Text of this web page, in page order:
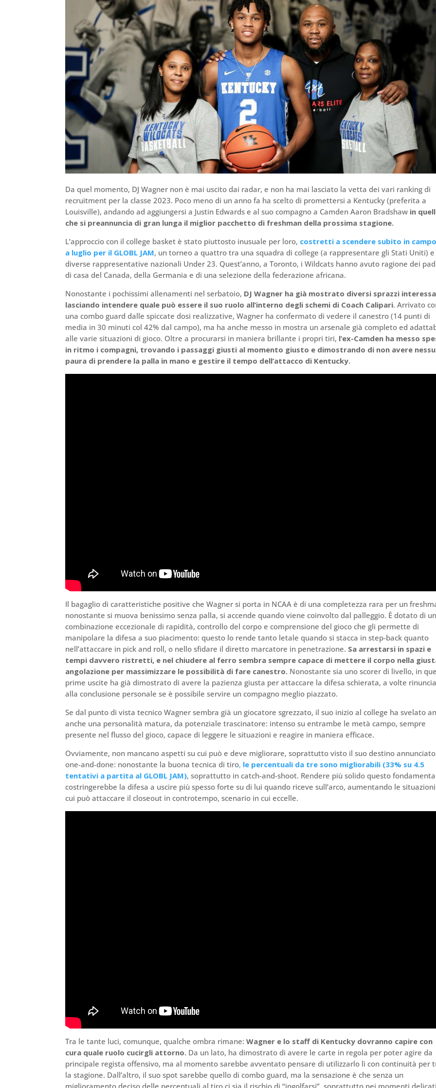
Da quel momento, DJ Wagner non è mai uscito dai radar, e non ha mai lasciato la vetta dei vari ranking di
recruitment per la classe 2023. Poco meno di un anno fa ha scelto di promettersi a Kentucky (preferita a
Louisville), andando ad aggiungersi a Justin Edwards e al suo compagno a Camden Aaron Bradshaw in
che si preannuncia di gran lunga il miglior pacchetto di freshman della prossima stagione.
L’approccio con il college basket è stato piuttosto inusuale per loro, costretti a scendere subito in
a luglio per il GLOBL JAM, un torneo a quattro tra una squadra di college (a rappresentare gli Stati Uniti) e
diverse rappresentative nazionali Under 23. Quest’anno, a Toronto, i Wildcats hanno avuto ragione dei
di casa del Canada, della Germania e di una selezione della federazione africana.
Nonostante i pochissimi allenamenti nel serbatoio, DJ Wagner ha già mostrato diversi sprazzi
lasciando intendere quale può essere il suo ruolo all’interno degli schemi di Coach Calipari. Arrivato
una combo guard dalle spiccate dosi realizzative, Wagner ha confermato di vedere il canestro (14 punti di
media in 30 minuti col 42% dal campo), ma ha anche messo in mostra un arsenale già completo ed
alle varie situazioni di gioco. Oltre a procurarsi in maniera brillante i propri tiri, l’ex-Camden ha messo
in ritmo i compagni, trovando i passaggi giusti al momento giusto e dimostrando di non avere
paura di prendere la palla in mano e gestire il tempo dell’attacco di Kentucky.
Il bagaglio di caratteristiche positive che Wagner si porta in NCAA è di una completezza rara per un
nonostante si muova benissimo senza palla, si accende quando viene coinvolto dal palleggio. È dotato di
combinazione eccezionale di rapidità, controllo del corpo e comprensione del gioco che gli permette di
manipolare la difesa a suo piacimento: questo lo rende tanto letale quando si stacca in step-back quanto
nell’attaccare in pick and roll, o nello sfidare il diretto marcatore in penetrazione. Sa arrestarsi in spazi e
tempi davvero ristretti, e nel chiudere al ferro sembra sempre capace di mettere il corpo nella
angolazione per massimizzare le possibilità di fare canestro. Nonostante sia uno scorer di livello, in
prime uscite ha già dimostrato di avere la pazienza giusta per attaccare la difesa schierata, a volte
alla conclusione personale se è possibile servire un compagno meglio piazzato.
Se dal punto di vista tecnico Wagner sembra già un giocatore sgrezzato, il suo inizio al college ha svelato
anche una personalità matura, da potenziale trascinatore: intenso su entrambe le metà campo, sempre
presente nel flusso del gioco, capace di leggere le situazioni e reagire in maniera efficace.
Ovviamente, non mancano aspetti su cui può e deve migliorare, soprattutto visto il suo destino
one-and-done: nonostante la buona tecnica di tiro, le percentuali da tre sono migliorabili (33% su 4.5
tentativi a partita al GLOBL JAM), soprattutto in catch-and-shoot. Rendere più solido questo
costringerebbe la difesa a uscire più spesso forte su di lui quando riceve sull’arco, aumentando le
cui può attaccare il closeout in controtempo, scenario in cui eccelle.
Tra le tante luci, comunque, qualche ombra rimane:Wagner e lo staff di Kentucky dovranno capire con
cura quale ruolo cucirgli attorno. Da un lato, ha dimostrato di avere le carte in regola per poter agire da
principale regista offensivo, ma al momento sarebbe avventato pensare di utilizzarlo lì con continuità per
la stagione. Dall’altro, il suo spot sarebbe quello di combo guard, ma la sensazione è che senza un
miglioramento deciso delle percentuali al tiro ci sia il rischio di “ingolfarsi”, soprattutto nei momenti